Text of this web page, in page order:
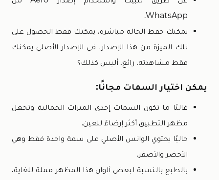
WhatsApp.
يمكنك حفظ الحالة مباشرة، يمكنك فقط الحصول على
تلك الميزة من هذا الإصدار، في الإصدار الأصلي يمكنك
فقط مشاهدته، رائع، أليس كذلك؟
يمكن اختيار السمات مجانًا:
غالبًا ما تكون السمات إحدى الميزات الجمالية وتجعل
مظهر التطبيق أكثر إرضاءً للعين.
حاليًا يحتوي الواتس الأصلي على سمة واحدة فقط وهي
الأخضر والأصفر.
بالطبع بالنسبة لبعض ألوان هذا المظهر مملة للغاية،